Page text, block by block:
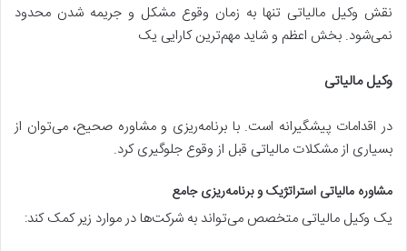
نقش وکیل مالیاتی تنها به زمان وقوع مشکل و جریمه شدن محدود
نمی‌شود. بخش اعظم و شاید مهم‌ترین کارایی یک
وکیل مالیاتی
در اقدامات پیشگیرانه است. با برنامه‌ریزی و مشاوره صحیح، می‌توان از
بسیاری از مشکلات مالیاتی قبل از وقوع جلوگیری کرد.
مشاوره مالیاتی استراتژیک و برنامه‌ریزی جامع
یک وکیل مالیاتی متخصص می‌تواند به شرکت‌ها در موارد زیر کمک کند: